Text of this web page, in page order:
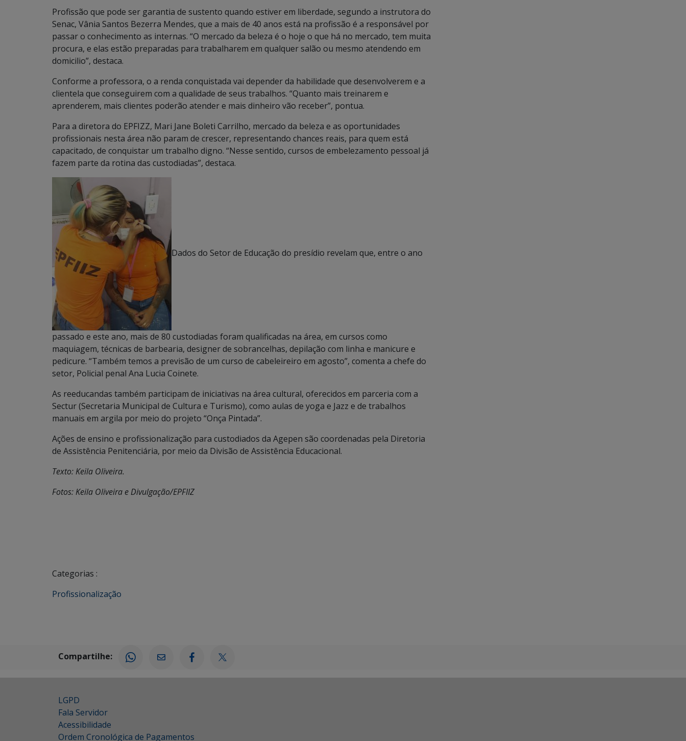
Profissão que pode ser garantia de sustento quando estiver em liberdade, segundo a instrutora do
Senac, Vânia Santos Bezerra Mendes, que a mais de 40 anos está na profissão é a responsável por
passar o conhecimento as internas. “O mercado da beleza é o hoje o que há no mercado, tem muita
procura, e elas estão preparadas para trabalharem em qualquer salão ou mesmo atendendo em
domicilio”, destaca.
Conforme a professora, o a renda conquistada vai depender da habilidade que desenvolverem e a
clientela que conseguirem com a qualidade de seus trabalhos. “Quanto mais treinarem e
aprenderem, mais clientes poderão atender e mais dinheiro vão receber”, pontua.
Para a diretora do EPFIZZ, Mari Jane Boleti Carrilho, mercado da beleza e as oportunidades
profissionais nesta área não param de crescer, representando chances reais, para quem está
capacitado, de conquistar um trabalho digno. “Nesse sentido, cursos de embelezamento pessoal já
fazem parte da rotina das custodiadas”, destaca.
Dados do Setor de Educação do presídio revelam que, entre o ano
passado e este ano, mais de 80 custodiadas foram qualificadas na área, em cursos como
maquiagem, técnicas de barbearia, designer de sobrancelhas, depilação com linha e manicure e
pedicure. “Também temos a previsão de um curso de cabeleireiro em agosto”, comenta a chefe do
setor, Policial penal Ana Lucia Coinete.
As reeducandas também participam de iniciativas na área cultural, oferecidos em parceria com a
Sectur (Secretaria Municipal de Cultura e Turismo), como aulas de yoga e Jazz e de trabalhos
manuais em argila por meio do projeto “Onça Pintada”.
Ações de ensino e profissionalização para custodiados da Agepen são coordenadas pela Diretoria
de Assistência Penitenciária, por meio da Divisão de Assistência Educacional.
Texto: Keila Oliveira.
Fotos: Keila Oliveira e Divulgação/EPFIIZ
Categorias :
Profissionalização
Compartilhe:
LGPD
Fala Servidor
Acessibilidade
Ordem Cronológica de Pagamentos